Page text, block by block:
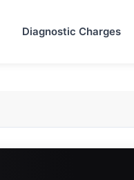
Diagnostic Charges